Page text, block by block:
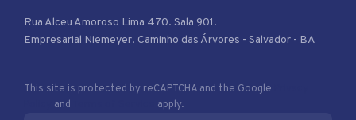
Rua Alceu Amoroso Lima 470. Sala 901.
Empresarial Niemeyer. Caminho das Árvores - Salvador - BA
This site is protected by reCAPTCHA and the Google
and
apply.